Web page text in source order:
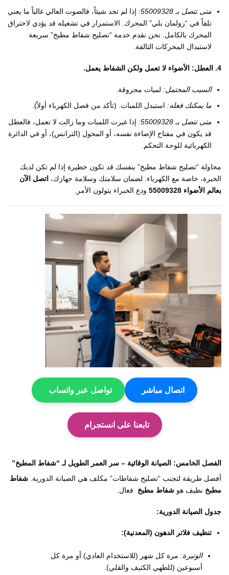
متى تتصل بـ 55009328:
إذا لم تجد شيئاً، فالصوت العالي غالباً ما يعني
تلفاً في “رولمان بلي” المحرك. الاستمرار في تشغيله قد يؤدي لاحتراق
المحرك بالكامل. نحن نقدم خدمة “تصليح شفاط مطبخ” سريعة
لاستبدال المحركات التالفة.
4. العطل: الأضواء لا تعمل ولكن الشفاط يعمل.
السبب المحتمل: لمبات محروقة.
ما يمكنك فعله: استبدل اللمبات. (تأكد من فصل الكهرباء أولاً).
متى تتصل بـ 55009328:
إذا غيرت اللمبات وما زالت لا تعمل، فالعطل
قد يكون في مفتاح الإضاءة نفسه، أو المحول (الترانس)، أو في الدائرة
الكهربائية للوحة التحكم.
محاولة “تصليح شفاط مطبخ” بنفسك قد تكون خطيرة إذا لم تكن لديك
الخبرة، خاصة مع الكهرباء. لضمان سلامتك وسلامة جهازك، اتصل الآن
بعالم الأضواء 55009328
ودع الخبراء يتولون الأمر.
اتصال مباشر تواصل عبر واتساب
تابعنا على انستجرام
الفصل الخامس: الصيانة الوقائية – سر العمر الطويل لـ “شفاط المطبخ”
أفضل طريقة لتجنب “تصليح شفاطات” مكلف هي الصيانة الدورية. شفاط
مطبخ نظيف هو شفاط مطبخ فعال.
جدول الصيانة الدورية:
تنظيف فلاتر الدهون (المعدنية):
الوتيرة: مرة كل شهر (للاستخدام العادي) أو مرة كل
أسبوعين (للطهي الكثيف والقلي).